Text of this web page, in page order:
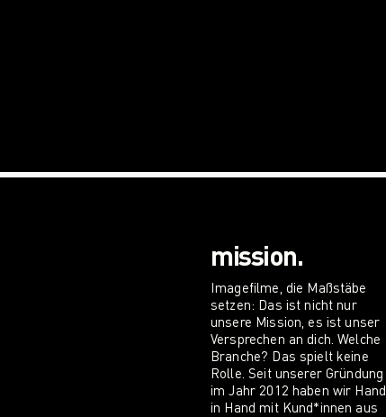
mission.
Imagefilme, die Maßstäbe
setzen: Das ist nicht nur
unsere Mission, es ist unser
Versprechen an dich. Welche
Branche? Das spielt keine
Rolle. Seit unserer Gründung
im Jahr 2012 haben wir Hand
in Hand mit Kund*innen aus